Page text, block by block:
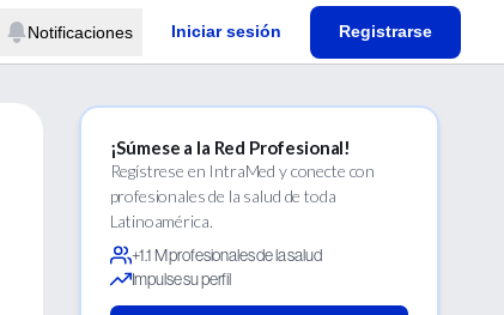
Notificaciones Iniciar sesión Registrarse
¡Súmese a la Red Profesional!
Regístrese en IntraMed y conecte con
profesionales de la salud de toda
Latinoamérica.
+1.1 M profesionales de la salud
Impulse su perfil